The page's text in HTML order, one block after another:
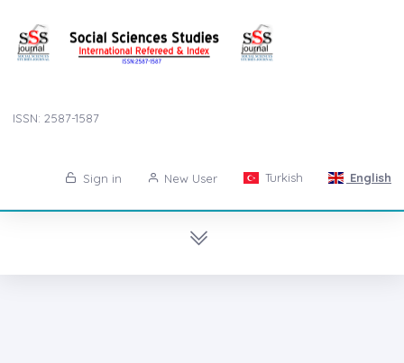
ISSN: 2587-1587
Sign in New User Turkish English